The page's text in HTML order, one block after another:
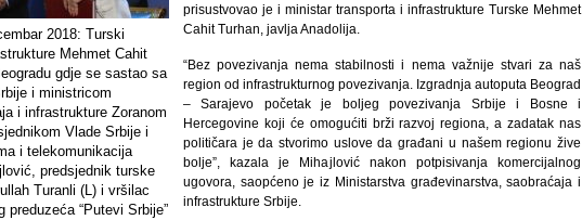
2018: Turski
Mehmet Cahit
gdje se sastao sa
i ministricom
i infrastrukture Zoranom
Vlade Srbije i
i telekomunikacija
predsjednik turske
Turanli (L) i vršilac
“Putevi Srbije”
prisustvovao je i ministar transporta i infrastrukture Turske Mehmet
Cahit Turhan, javlja Anadolija.
“Bez povezivanja nema stabilnosti i nema važnije stvari za naš
region od infrastrukturnog povezivanja. Izgradnja autoputa Beograd
– Sarajevo početak je boljeg povezivanja Srbije i Bosne i
Hercegovine koji će omogućiti brži razvoj regiona, a zadatak nas
političara je da stvorimo uslove da građani u našem regionu žive
bolje”, kazala je Mihajlović nakon potpisivanja komercijalnog
ugovora, saopćeno je iz Ministarstva građevinarstva, saobraćaja i
infrastrukture Srbije.